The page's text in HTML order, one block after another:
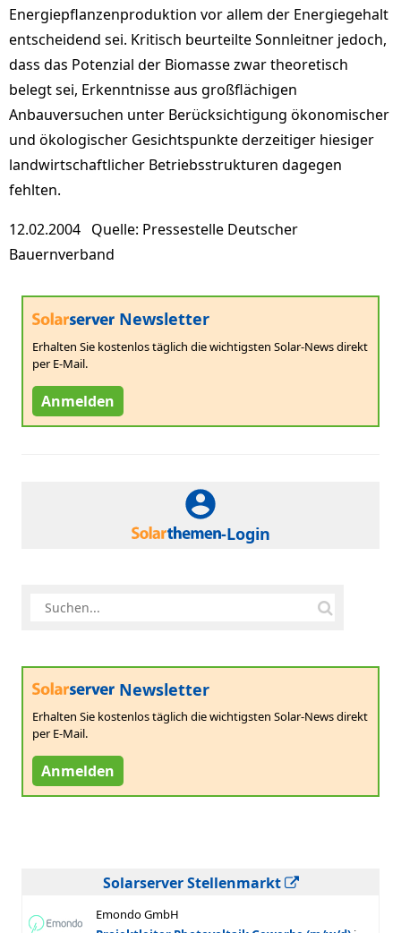
Energiepflanzenproduktion vor allem der Energiegehalt
entscheidend sei. Kritisch beurteilte Sonnleitner jedoch,
dass das Potenzial der Biomasse zwar theoretisch
belegt sei, Erkenntnisse aus großflächigen
Anbauversuchen unter Berücksichtigung ökonomischer
und ökologischer Gesichtspunkte derzeitiger hiesiger
landwirtschaftlicher Betriebsstrukturen dagegen
fehlten.
12.02.2004 Quelle: Pressestelle Deutscher
Bauernverband
Newsletter
Erhalten Sie kostenlos täglich die wichtigsten Solar-News direkt
per E-Mail.
Anmelden
-Login
Newsletter
Erhalten Sie kostenlos täglich die wichtigsten Solar-News direkt
per E-Mail.
Anmelden
Solarserver Stellenmarkt